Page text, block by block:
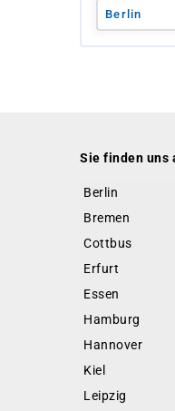
Berlin
Sie finden uns
Berlin
Bremen
Cottbus
Erfurt
Essen
Hamburg
Hannover
Kiel
Leipzig